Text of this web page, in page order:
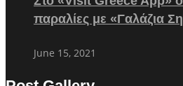
παραλίες με «Γαλάζια
June 15, 2021